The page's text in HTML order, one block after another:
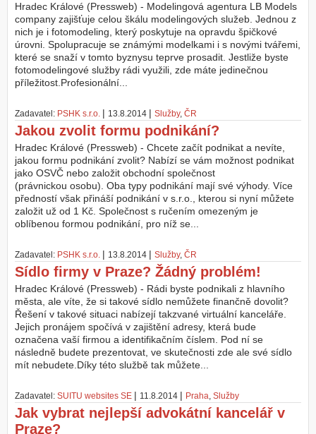
Hradec Králové (Pressweb) - Modelingová agentura LB Models
company zajišťuje celou škálu modelingových služeb. Jednou z
nich je i fotomodeling, který poskytuje na opravdu špičkové
úrovni. Spolupracuje se známými modelkami i s novými tvářemi,
které se snaží v tomto byznysu teprve prosadit. Jestliže byste
fotomodelingové služby rádi využili, zde máte jedinečnou
příležitost.Profesionální...
Zadavatel: PSHK s.r.o. | 13.8.2014 | Služby, ČR
Jakou zvolit formu podnikání?
Hradec Králové (Pressweb) - Chcete začít podnikat a nevíte,
jakou formu podnikání zvolit? Nabízí se vám možnost podnikat
jako OSVČ nebo založit obchodní společnost
(právnickou osobu). Oba typy podnikání mají své výhody. Více
předností však přináší podnikání v s.r.o., kterou si nyní můžete
založit už od 1 Kč. Společnost s ručením omezeným je
oblíbenou formou podnikání, pro níž se...
Zadavatel: PSHK s.r.o. | 13.8.2014 | Služby, ČR
Sídlo firmy v Praze? Žádný problém!
Hradec Králové (Pressweb) - Rádi byste podnikali z hlavního
města, ale víte, že si takové sídlo nemůžete finančně dovolit?
Řešení v takové situaci nabízejí takzvané virtuální kanceláře.
Jejich pronájem spočívá v zajištění adresy, která bude
označena vaší firmou a identifikačním číslem. Pod ní se
následně budete prezentovat, ve skutečnosti zde ale své sídlo
mít nebudete.Díky této službě tak můžete...
Zadavatel: SUITU websites SE | 11.8.2014 | Praha, Služby
Jak vybrat nejlepší advokátní kancelář v
Praze?